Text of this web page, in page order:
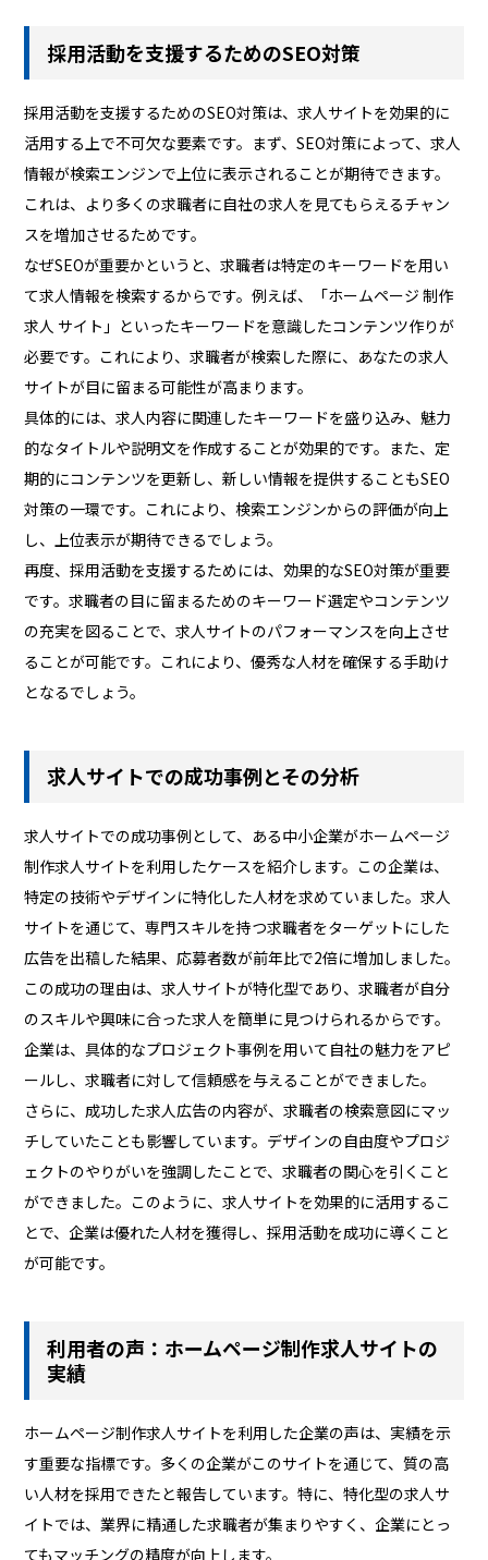
採用活動を支援するためのSEO対策
採用活動を支援するためのSEO対策は、求人サイトを効果的に
活用する上で不可欠な要素です。まず、SEO対策によって、求人
情報が検索エンジンで上位に表示されることが期待できます。
これは、より多くの求職者に自社の求人を見てもらえるチャン
スを増加させるためです。
なぜSEOが重要かというと、求職者は特定のキーワードを用い
て求人情報を検索するからです。例えば、「ホームページ 制作
求人 サイト」といったキーワードを意識したコンテンツ作りが
必要です。これにより、求職者が検索した際に、あなたの求人
サイトが目に留まる可能性が高まります。
具体的には、求人内容に関連したキーワードを盛り込み、魅力
的なタイトルや説明文を作成することが効果的です。また、定
期的にコンテンツを更新し、新しい情報を提供することもSEO
対策の一環です。これにより、検索エンジンからの評価が向上
し、上位表示が期待できるでしょう。
再度、採用活動を支援するためには、効果的なSEO対策が重要
です。求職者の目に留まるためのキーワード選定やコンテンツ
の充実を図ることで、求人サイトのパフォーマンスを向上させ
ることが可能です。これにより、優秀な人材を確保する手助け
となるでしょう。
求人サイトでの成功事例とその分析
求人サイトでの成功事例として、ある中小企業がホームページ
制作求人サイトを利用したケースを紹介します。この企業は、
特定の技術やデザインに特化した人材を求めていました。求人
サイトを通じて、専門スキルを持つ求職者をターゲットにした
広告を出稿した結果、応募者数が前年比で2倍に増加しました。
この成功の理由は、求人サイトが特化型であり、求職者が自分
のスキルや興味に合った求人を簡単に見つけられるからです。
企業は、具体的なプロジェクト事例を用いて自社の魅力をアピ
ールし、求職者に対して信頼感を与えることができました。
さらに、成功した求人広告の内容が、求職者の検索意図にマッ
チしていたことも影響しています。デザインの自由度やプロジ
ェクトのやりがいを強調したことで、求職者の関心を引くこと
ができました。このように、求人サイトを効果的に活用するこ
とで、企業は優れた人材を獲得し、採用活動を成功に導くこと
が可能です。
利用者の声：ホームページ制作求人サイトの
実績
ホームページ制作求人サイトを利用した企業の声は、実績を示
す重要な指標です。多くの企業がこのサイトを通じて、質の高
い人材を採用できたと報告しています。特に、特化型の求人サ
イトでは、業界に精通した求職者が集まりやすく、企業にとっ
てもマッチングの精度が向上します。